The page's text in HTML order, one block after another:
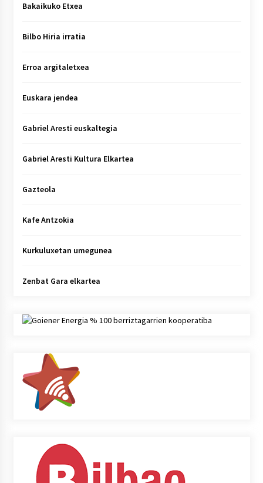
Bakaikuko Etxea
Bilbo Hiria irratia
Erroa argitaletxea
Euskara jendea
Gabriel Aresti euskaltegia
Gabriel Aresti Kultura Elkartea
Gazteola
Kafe Antzokia
Kurkuluxetan umegunea
Zenbat Gara elkartea